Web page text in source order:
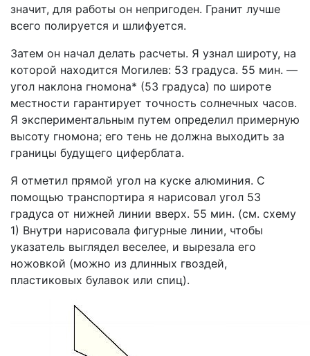
значит, для работы он непригоден. Гранит лучше
всего полируется и шлифуется.
Затем он начал делать расчеты. Я узнал широту, на
которой находится Могилев: 53 градуса. 55 мин. —
угол наклона гномона* (53 градуса) по широте
местности гарантирует точность солнечных часов.
Я экспериментальным путем определил примерную
высоту гномона; его тень не должна выходить за
границы будущего циферблата.
Я отметил прямой угол на куске алюминия. С
помощью транспортира я нарисовал угол 53
градуса от нижней линии вверх. 55 мин. (см. схему
1) Внутри нарисовала фигурные линии, чтобы
указатель выглядел веселее, и вырезала его
ножовкой (можно из длинных гвоздей,
пластиковых булавок или спиц).